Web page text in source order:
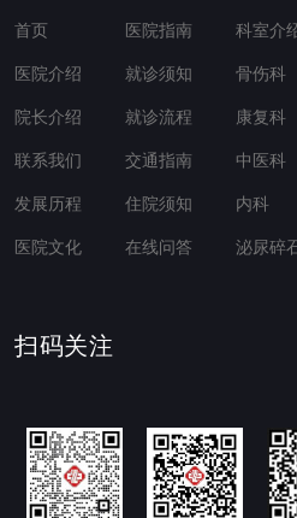
首页
医院介绍
院长介绍
联系我们
发展历程
医院文化
医院指南
就诊须知
就诊流程
交通指南
住院须知
在线问答
科室介
骨伤科
康复科
中医科
内科
泌尿碎
扫码关注